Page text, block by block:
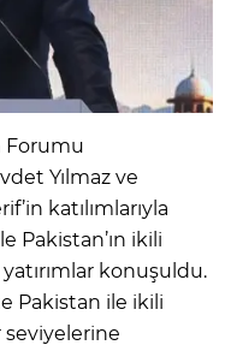
Forumu
Yılmaz ve
katılımlarıyla
Pakistan’ın ikili
konuşuldu.
Pakistan ile ikili